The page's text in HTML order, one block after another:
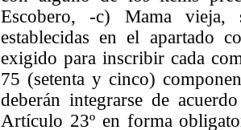
Escobero, -c) Mama vieja,
establecidas en el apartado
exigido para inscribir cada
75 (setenta y cinco)
deberán integrarse de
Artículo 23º en forma